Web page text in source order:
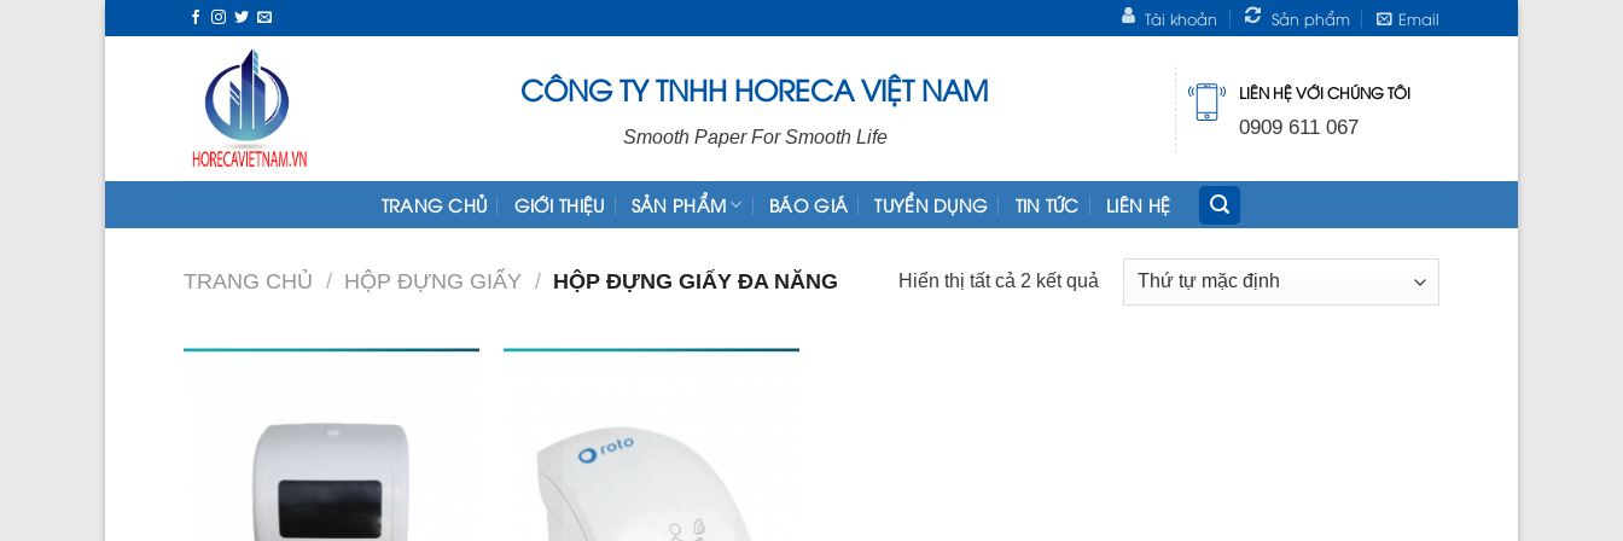
Tài khoản Sản phẩm Email
CÔNG TY TNHH HORECA VIỆT NAM
Smooth Paper For Smooth Life
LIÊN HỆ VỚI CHÚNG TÔI
0909 611 067
TRANG CHỦ GIỚI THIỆU SẢN PHẨM BÁO GIÁ TUYỂN DỤNG TIN TỨC LIÊN HỆ
TRANG CHỦ / HỘP ĐỰNG GIẤY / HỘP ĐỰNG GIẤY ĐA NĂNG Hiển thị tất cả 2 kết quả